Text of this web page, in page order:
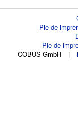
Pie de
Pie de
COBUS GmbH
|